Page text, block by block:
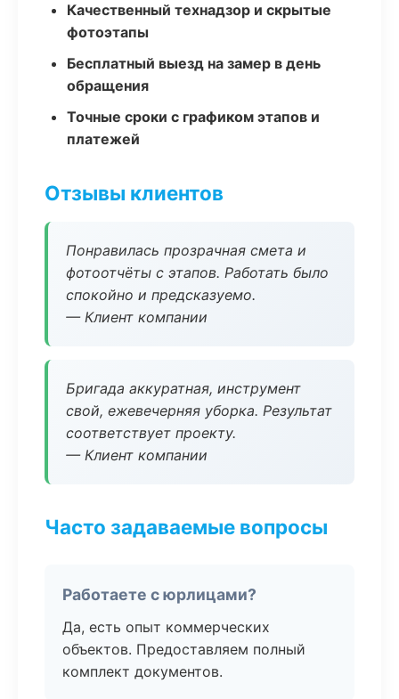
Качественный технадзор и скрытые
фотоэтапы
Бесплатный выезд на замер в день
обращения
Точные сроки с графиком этапов и
платежей
Отзывы клиентов
Понравилась прозрачная смета и
фотоотчёты с этапов. Работать было
спокойно и предсказуемо.
— Клиент компании
Бригада аккуратная, инструмент
свой, ежевечерняя уборка. Результат
соответствует проекту.
— Клиент компании
Часто задаваемые вопросы
Работаете с юрлицами?
Да, есть опыт коммерческих
объектов. Предоставляем полный
комплект документов.